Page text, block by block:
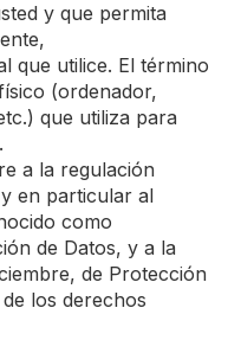
y que permita
que utilice. El término
(ordenador,
que utiliza para
a la regulación
en particular al
como
de Datos, y a la
de Protección
los derechos